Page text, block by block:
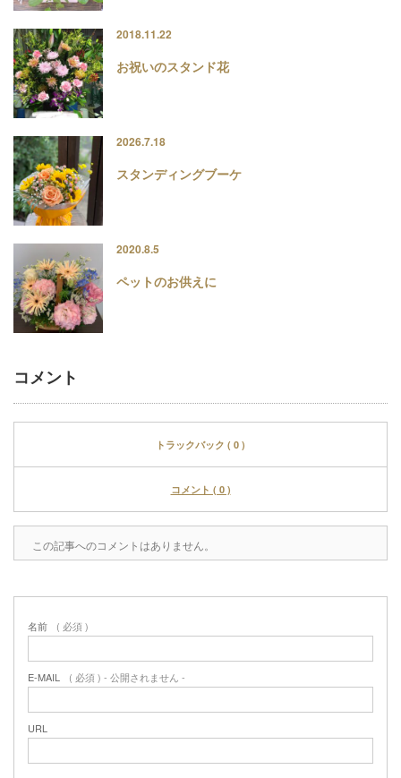
2018.11.22
お祝いのスタンド花
2026.7.18
スタンディングブーケ
2020.8.5
ペットのお供えに
コメント
トラックバック ( 0 )
コメント ( 0 )
この記事へのコメントはありません。
名前 ( 必須 )
E-MAIL ( 必須 ) - 公開されません -
URL